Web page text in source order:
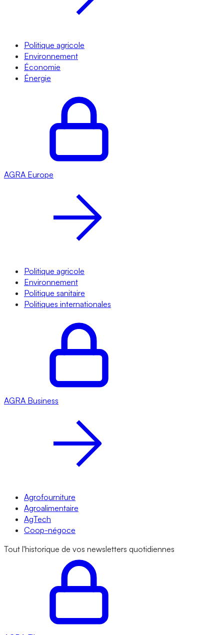
Politique agricole
Environnement
Économie
Énergie
AGRA Europe
Politique agricole
Environnement
Politique sanitaire
Politiques internationales
AGRA Business
Agrofourniture
Agroalimentaire
AgTech
Coop-négoce
Tout l'historique de vos newsletters quotidiennes